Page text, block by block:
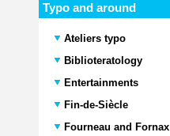
Typo and around
Ateliers typo
Biblioteratology
Entertainments
Fin-de-Siècle
Fourneau and Fornax